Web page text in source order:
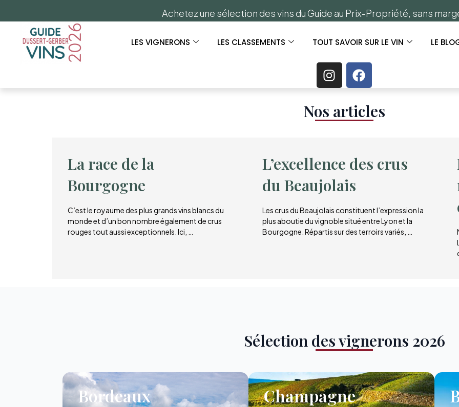
Achetez une sélection des vins du Guide au Prix-Propriété, sans
LES VIGNERONS LES CLASSEMENTS TOUT SAVOIR SUR LE VIN LE
Nos articles​
La race de la
Bourgogne
C’est le royaume des plus grands vins blancs du
monde et d’un bon nombre également de crus
rouges tout aussi exceptionnels. Ici, …
L’excellence des crus
du Beaujolais
Les crus du Beaujolais constituent l’expression la
plus aboutie du vignoble situé entre Lyon et la
Bourgogne. Répartis sur des terroirs variés, …
Sélection des vignerons 2026
Bordeaux Champagne